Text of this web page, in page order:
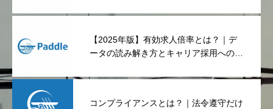
【2025年版】有効求人倍率とは？｜デ
ータの読み解き方とキャリア採用への影
コンプライアンスとは？｜法令遵守だけ